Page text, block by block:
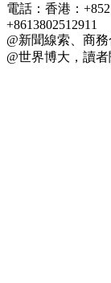
電話：香港：+852
+8613802512911
@新聞線索、商務
@世界博大，讀